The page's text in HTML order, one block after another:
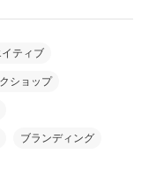
ティブ
ショップ
ブランディング